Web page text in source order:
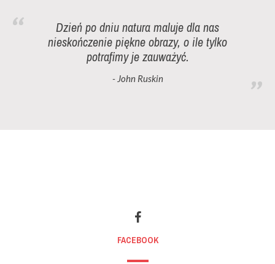
Dzień po dniu natura maluje dla nas
nieskończenie piękne obrazy, o ile tylko
potrafimy je zauważyć.
- John Ruskin
FACEBOOK